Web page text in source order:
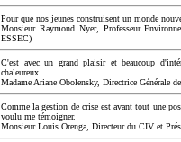
Pour que nos jeunes construisent un monde
Monsieur Raymond Nyer, Professeur
ESSEC)
C'est avec un grand plaisir et beaucoup
chaleureux.
Madame Ariane Obolensky, Directrice Générale
Comme la gestion de crise est avant tout une
voulu me témoigner.
Monsieur Louis Orenga, Directeur du CIV et